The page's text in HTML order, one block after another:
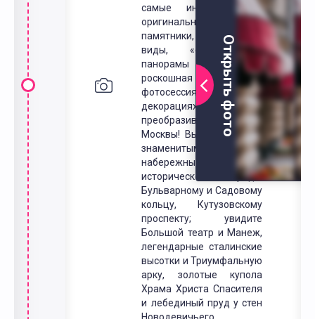
самые интересные и
оригинальные
памятники, выигрышные
виды, «открыточные»
панорамы и самая
роскошная московская
фотосессия в сказочных
декорациях
преобразившейся
Москвы! Вы проедете по
знаменитым
набережным и улицам
исторического города:
Бульварному и Садовому
кольцу, Кутузовскому
проспекту; увидите
Большой театр и Манеж,
легендарные сталинские
высотки и Триумфальную
арку, золотые купола
Храма Христа Спасителя
и лебединый пруд у стен
Открыть фото